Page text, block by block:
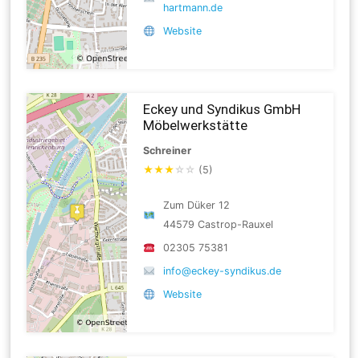
hartmann.de
Website
Eckey und Syndikus GmbH
Möbelwerkstätte
Schreiner
★★★ ☆ ☆ (5)
Zum Düker 12
44579 Castrop-Rauxel
02305 75381
info@eckey-syndikus.de
Website